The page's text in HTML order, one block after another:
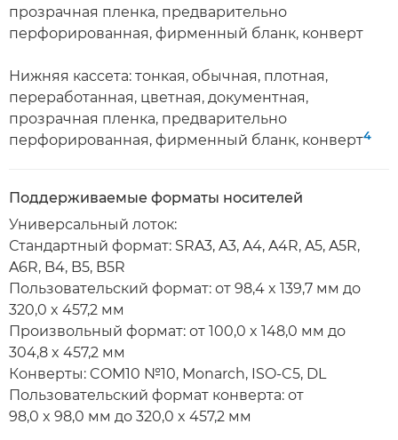
прозрачная пленка, предварительно
перфорированная, фирменный бланк, конверт
Нижняя кассета: тонкая, обычная, плотная,
переработанная, цветная, документная,
прозрачная пленка, предварительно
перфорированная, фирменный бланк, конверт4
Поддерживаемые форматы носителей
Универсальный лоток:
Стандартный формат: SRA3, A3, A4, A4R, A5, A5R,
A6R, B4, B5, B5R
Пользовательский формат: от 98,4 x 139,7 мм до
320,0 x 457,2 мм
Произвольный формат: от 100,0 x 148,0 мм до
304,8 x 457,2 мм
Конверты: COM10 №10, Monarch, ISO-C5, DL
Пользовательский формат конверта: от
98,0 x 98,0 мм до 320,0 x 457,2 мм